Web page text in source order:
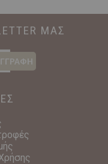
ΜΑΣ